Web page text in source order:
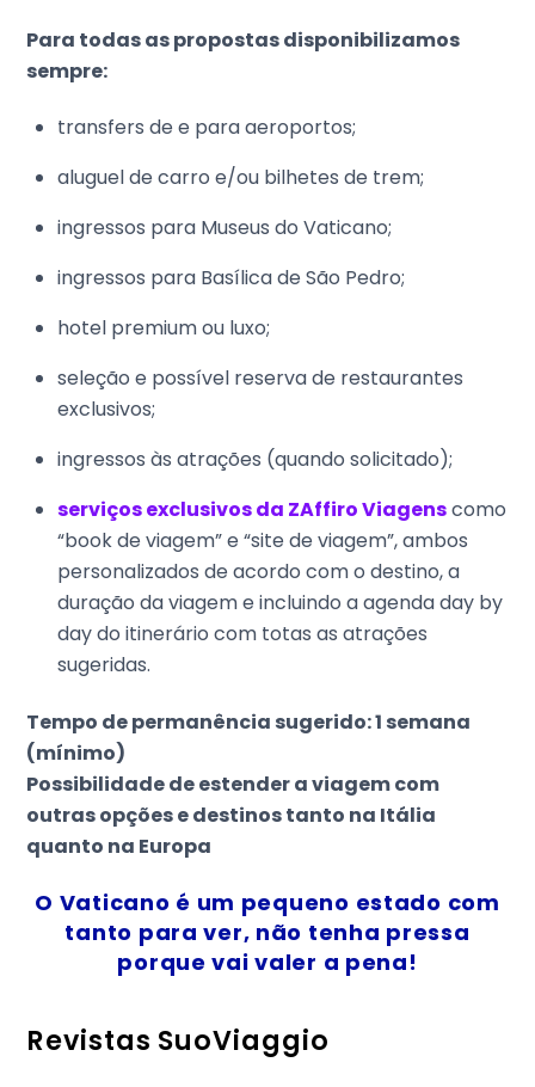
Para todas as propostas disponibilizamos
sempre:
transfers de e para aeroportos;
aluguel de carro e/ou bilhetes de trem;
ingressos para Museus do Vaticano;
ingressos para Basílica de São Pedro;
hotel premium ou luxo;
seleção e possível reserva de restaurantes
exclusivos;
ingressos às atrações (quando solicitado);
serviços exclusivos da ZAffiro Viagenscomo
“book de viagem” e “site de viagem”, ambos
personalizados de acordo com o destino, a
duração da viagem e incluindo a agenda day by
day do itinerário com totas as atrações
sugeridas.
Tempo de permanência sugerido: 1 semana
(mínimo)
Possibilidade de estender a viagem com
outras opções e destinos tanto na Itália
quanto na Europa
O Vaticano é um pequeno estado com
tanto para ver, não tenha pressa
porque vai valer a pena!
Revistas SuoViaggio